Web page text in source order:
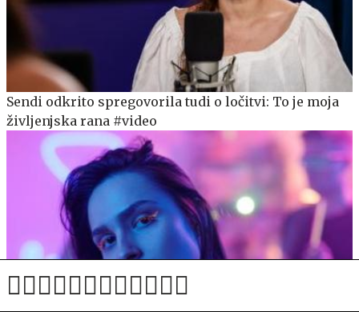
Sendi odkrito spregovorila tudi o ločitvi: To je moja
življenjska rana #video